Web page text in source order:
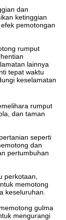
dan
ketinggian
pemotongan
rumput
lainnya
tepat waktu
keselamatan
rumput
dan taman
seperti
dan
pertumbuhan
perkotaan,
memotong
keseluruhan.
gulma
mengurangi